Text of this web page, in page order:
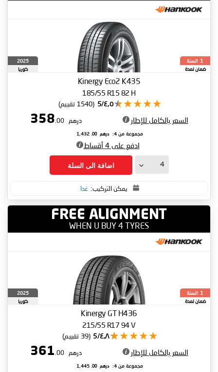
1 السنة
ضمان لمدة
2025
كوريا
Kinergy Eco2 K435
185/55 R15 82 H
٤٫٥/5 (1540 تقييم)
السعر بالكامل للإطار درهم 358
.00
مجموعة من 4: درهم 1,432
.00
ادفع على 4 أقساط
اضافة الى السلة
يمكن التركيب: غدا
FREE ALIGNMENT
WHEN U BUY 4 TYRES
1 السنة
ضمان لمدة
2025
كوريا
Kinergy GT H436
215/55 R17 94 V
٤٫٨/5 (39 تقييم)
السعر بالكامل للإطار درهم 361
.00
مجموعة من 4: درهم 1,445
.00